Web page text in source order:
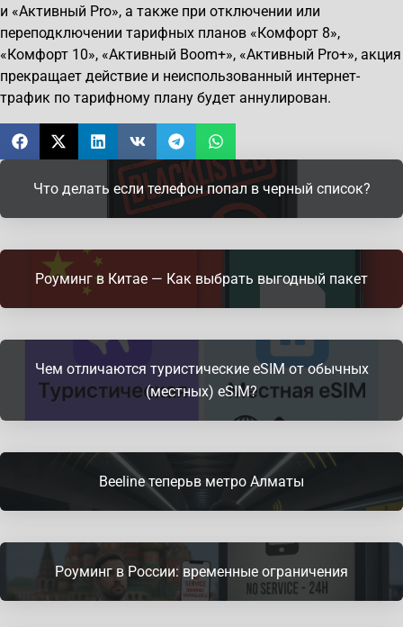
и «Активный Pro», а также при отключении или
переподключении тарифных планов «Комфорт 8»,
«Комфорт 10», «Активный Boom+», «Активный Pro+», акция
прекращает действие и неиспользованный интернет-
трафик по тарифному плану будет аннулирован.
Что делать если телефон попал в черный список?
Роуминг в Китае — Как выбрать выгодный пакет
Чем отличаются туристические eSIM от обычных
(местных) eSIM?
Beeline теперьв метро Алматы
Роуминг в России: временные ограничения